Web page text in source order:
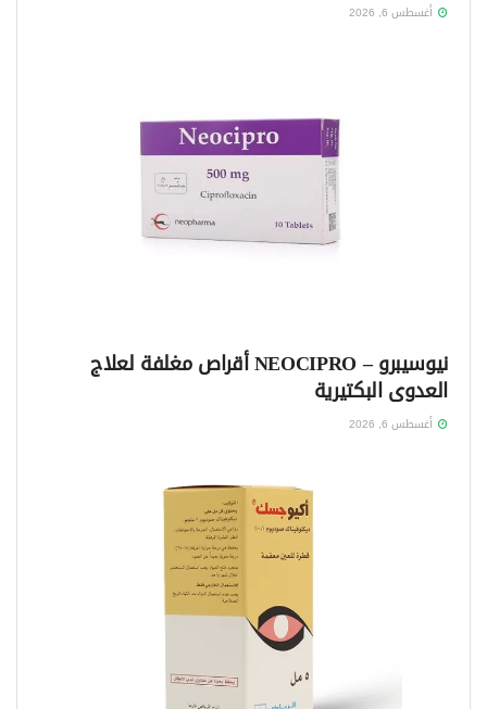
أغسطس 6, 2026
نيوسيبرو – NEOCIPRO أقراص مغلفة لعلاج
العدوى البكتيرية
أغسطس 6, 2026